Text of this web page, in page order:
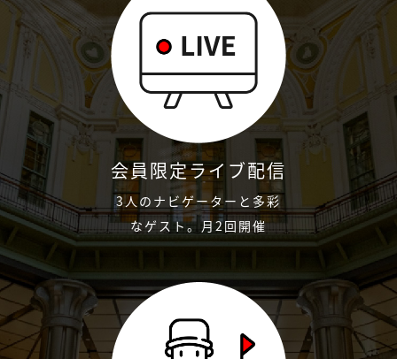
会員限定ライブ配信
3人のナビゲーターと多彩
なゲスト。月2回開催